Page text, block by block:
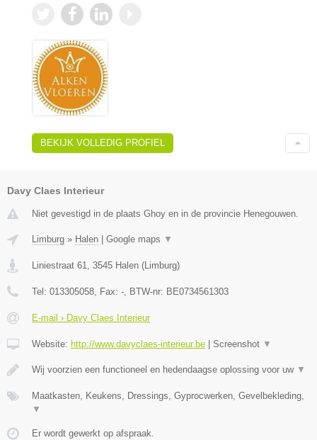
BEKIJK VOLLEDIG PROFIEL
Davy Claes Interieur
Niet gevestigd in de plaats Ghoy en in de provincie Henegouwen.
Limburg » Halen Google maps ▼
Liniestraat 61, 3545 Halen (Limburg)
Tel: 013305058, Fax: -, BTW-nr: BE0734561303
E-mail › Davy Claes Interieur
Website: http://www.davyclaes-interieur.be Screenshot ▼
Wij voorzien een functioneel en hedendaagse oplossing voor uw ▼
Maatkasten, Keukens, Dressings, Gyprocwerken, Gevelbekleding,
▼
Er wordt gewerkt op afspraak.